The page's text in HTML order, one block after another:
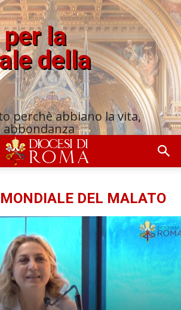
la
della
perchè abbiano la vita,
DEL MALATO